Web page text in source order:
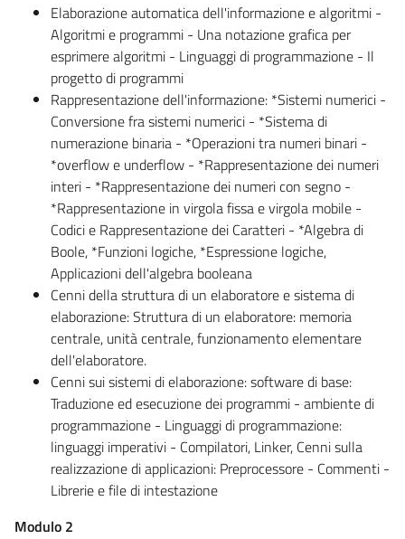
Elaborazione automatica dell'informazione e algoritmi -
Algoritmi e programmi - Una notazione grafica per
esprimere algoritmi - Linguaggi di programmazione - Il
progetto di programmi
Rappresentazione dell'informazione: *Sistemi numerici -
Conversione fra sistemi numerici - *Sistema di
numerazione binaria - *Operazioni tra numeri binari -
*overflow e underflow - *Rappresentazione dei numeri
interi - *Rappresentazione dei numeri con segno -
*Rappresentazione in virgola fissa e virgola mobile -
Codici e Rappresentazione dei Caratteri - *Algebra di
Boole, *Funzioni logiche, *Espressione logiche,
Applicazioni dell'algebra booleana
Cenni della struttura di un elaboratore e sistema di
elaborazione: Struttura di un elaboratore: memoria
centrale, unità centrale, funzionamento elementare
dell'elaboratore.
Cenni sui sistemi di elaborazione: software di base:
Traduzione ed esecuzione dei programmi - ambiente di
programmazione - Linguaggi di programmazione:
linguaggi imperativi - Compilatori, Linker, Cenni sulla
realizzazione di applicazioni: Preprocessore - Commenti -
Librerie e file di intestazione
Modulo 2